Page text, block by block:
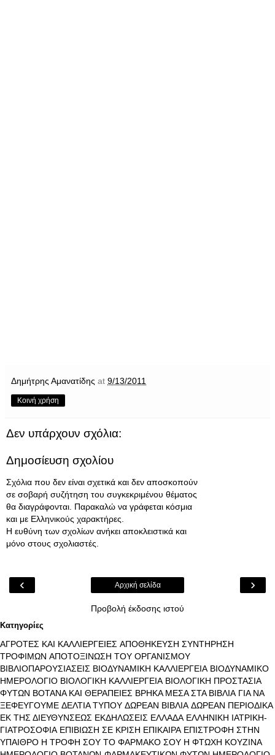
Δημήτρης Αμανατίδης at 9/13/2011
Κοινή χρήση
Δεν υπάρχουν σχόλια:
Δημοσίευση σχολίου
Σχόλια που δεν είναι σχετικά και δεν αποσκοπούν
σε σοβαρή συζήτηση του συγκεκριμένου θέματος
θα διαγράφονται. Παρακαλώ να γράφεται κόσμια
και με Ελληνικούς χαρακτήρες.
Η ευθύνη των σχολίων ανήκει αποκλειστικά και
μόνο στους σχολιαστές.
‹ ›
Αρχική σελίδα
Προβολή έκδοσης ιστού
Κατηγορίες
ΑΓΡΟΤΕΣ ΚΑΙ ΚΑΛΛΙΕΡΓΕΙΕΣ ΑΠΟΘΗΚΕΥΣΗ ΣΥΝΤΗΡΗΣΗ
ΤΡΟΦΙΜΩΝ ΑΠΟΤΟΞΙΝΩΣΗ ΤΟΥ ΟΡΓΑΝΙΣΜΟΥ
ΒΙΒΛΙΟΠΑΡΟΥΣΙΑΣΕΙΣ ΒΙΟΔΥΝΑΜΙΚΗ ΚΑΛΛΙΕΡΓΕΙΑ ΒΙΟΔΥΝΑΜΙΚΟ
ΗΜΕΡΟΛΟΓΙΟ ΒΙΟΛΟΓΙΚΗ ΚΑΛΛΙΕΡΓΕΙΑ ΒΙΟΛΟΓΙΚΗ ΠΡΟΣΤΑΣΙΑ
ΦΥΤΩΝ ΒΟΤΑΝΑ ΚΑΙ ΘΕΡΑΠΕΙΕΣ ΒΡΗΚΑ ΜΕΣΑ ΣΤΑ ΒΙΒΛΙΑ ΓΙΑ ΝΑ
ΞΕΦΕΥΓΟΥΜΕ ΔΕΛΤΙΑ ΤΥΠΟΥ ΔΩΡΕΑΝ ΒΙΒΛΙΑ ΔΩΡΕΑΝ ΠΕΡΙΟΔΙΚΑ
ΕΚ ΤΗΣ ΔΙΕΥΘΥΝΣΕΩΣ ΕΚΔΗΛΩΣΕΙΣ ΕΛΛΑΔΑ ΕΛΛΗΝΙΚΗ ΙΑΤΡΙΚΗ-
ΓΙΑΤΡΟΣΟΦΙΑ ΕΠΙΒΙΩΣΗ ΣΕ ΚΡΙΣΗ ΕΠΙΚΑΙΡΑ ΕΠΙΣΤΡΟΦΗ ΣΤΗΝ
ΥΠΑΙΘΡΟ Η ΤΡΟΦΗ ΣΟΥ ΤΟ ΦΑΡΜΑΚΟ ΣΟΥ Η ΦΤΩΧΗ ΚΟΥΖΙΝΑ